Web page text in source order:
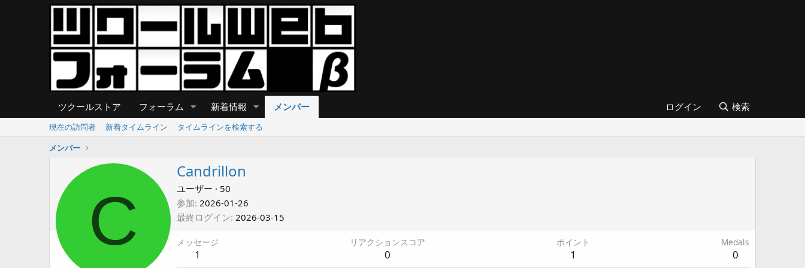
ツクールストア フォーラム 新着情報 メンバー ログイン 検索
現在の訪問者 新着タイムライン
タイムラインを検索する
メンバー
C
Candrillon
ユーザー · 50
参加 2026-01-26
最終ログイン 2026-03-15
メッセージ
1
リアクションスコア
0
ポイント
1
Medals
0